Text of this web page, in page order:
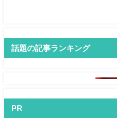
話題の記事ランキング
PR